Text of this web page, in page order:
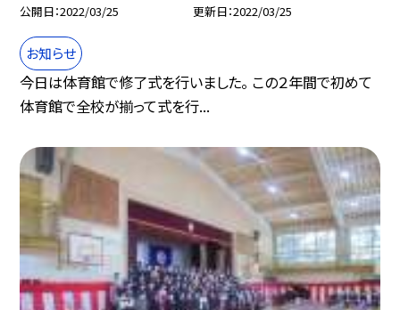
公開日 2022/03/25 更新日 2022/03/25
お知らせ
今日は体育館で修了式を行いました。 この２年間で初めて
体育館で全校が揃って式を行...